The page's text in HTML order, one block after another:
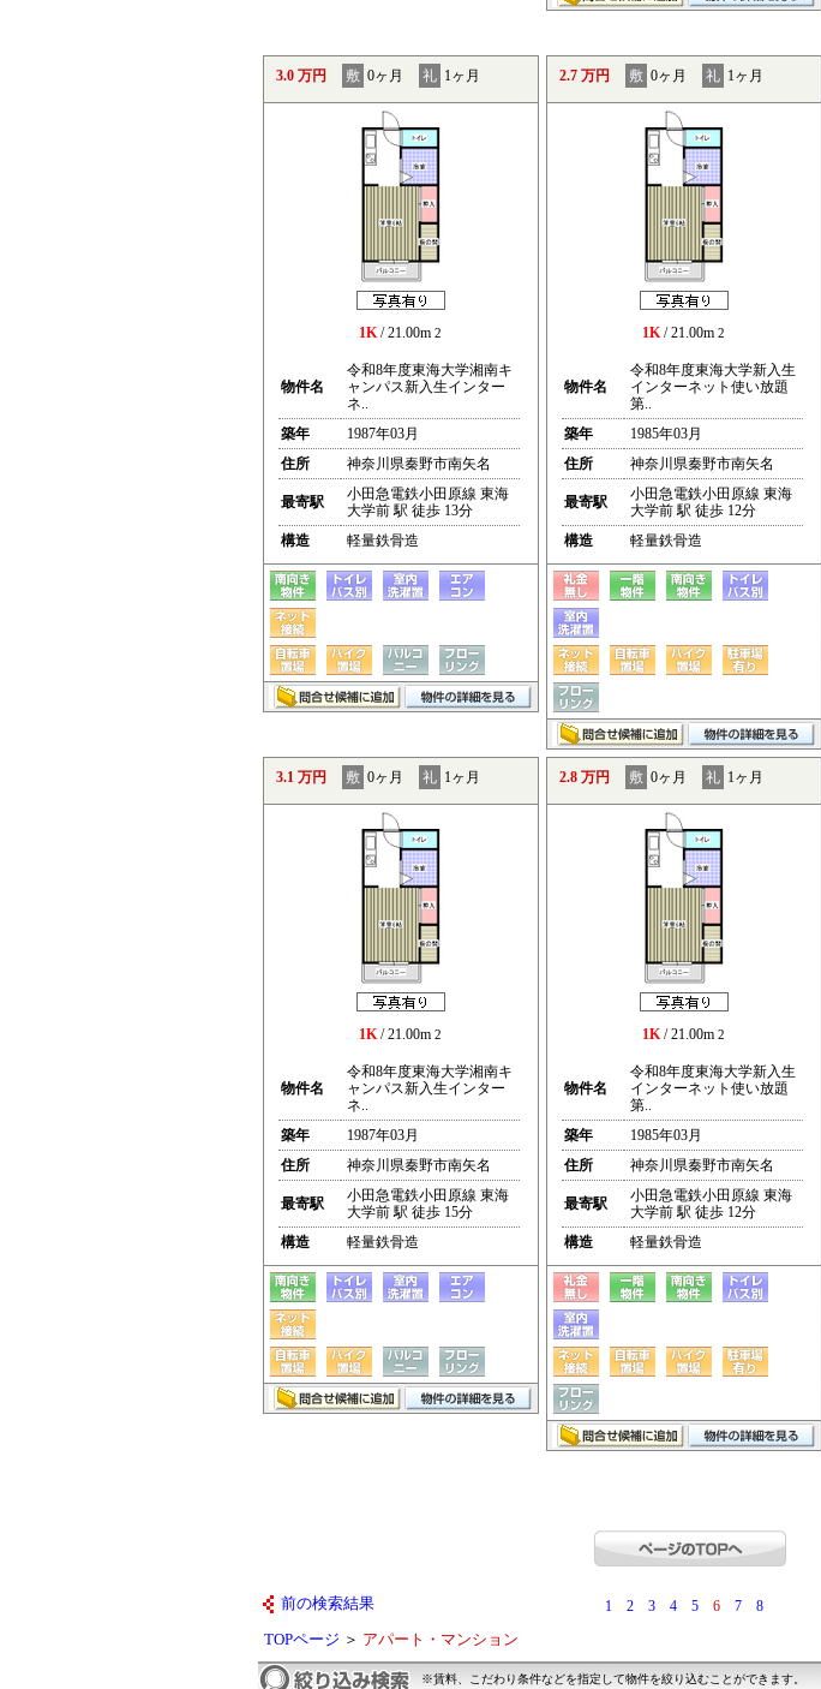
3.0 万円 敷 0ヶ月 礼 1ヶ月
1K/ 21.00m 2
物件名
令和8年度東海大学湘南キ
ャンパス新入生インター
ネ..
築年
1987年03月
住所
神奈川県秦野市南矢名
最寄駅
小田急電鉄小田原線 東海
大学前 駅 徒歩 13分
構造
軽量鉄骨造
2.7 万円 敷 0ヶ月 礼 1ヶ月
1K/ 21.00m 2
物件名
令和8年度東海大学新入生
インターネット使い放題
第..
築年
1985年03月
住所
神奈川県秦野市南矢名
最寄駅
小田急電鉄小田原線 東海
大学前 駅 徒歩 12分
構造
軽量鉄骨造
3.1 万円 敷 0ヶ月 礼 1ヶ月
1K/ 21.00m 2
物件名
令和8年度東海大学湘南キ
ャンパス新入生インター
ネ..
築年
1987年03月
住所
神奈川県秦野市南矢名
最寄駅
小田急電鉄小田原線 東海
大学前 駅 徒歩 15分
構造
軽量鉄骨造
2.8 万円 敷 0ヶ月 礼 1ヶ月
1K/ 21.00m 2
物件名
令和8年度東海大学新入生
インターネット使い放題
第..
築年
1985年03月
住所
神奈川県秦野市南矢名
最寄駅
小田急電鉄小田原線 東海
大学前 駅 徒歩 12分
構造
軽量鉄骨造
前の検索結果 1 2 3 4 5 6 7 8
TOPページ ＞ アパート・マンション
※賃料、こだわり条件などを指定して物件を絞り込むことができます。